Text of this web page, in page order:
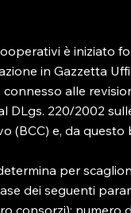
è iniziato
in Gazzetta
alle
DLgs. 220/2002
(BCC) e, da questo
per
dei seguenti
consorzi); numero